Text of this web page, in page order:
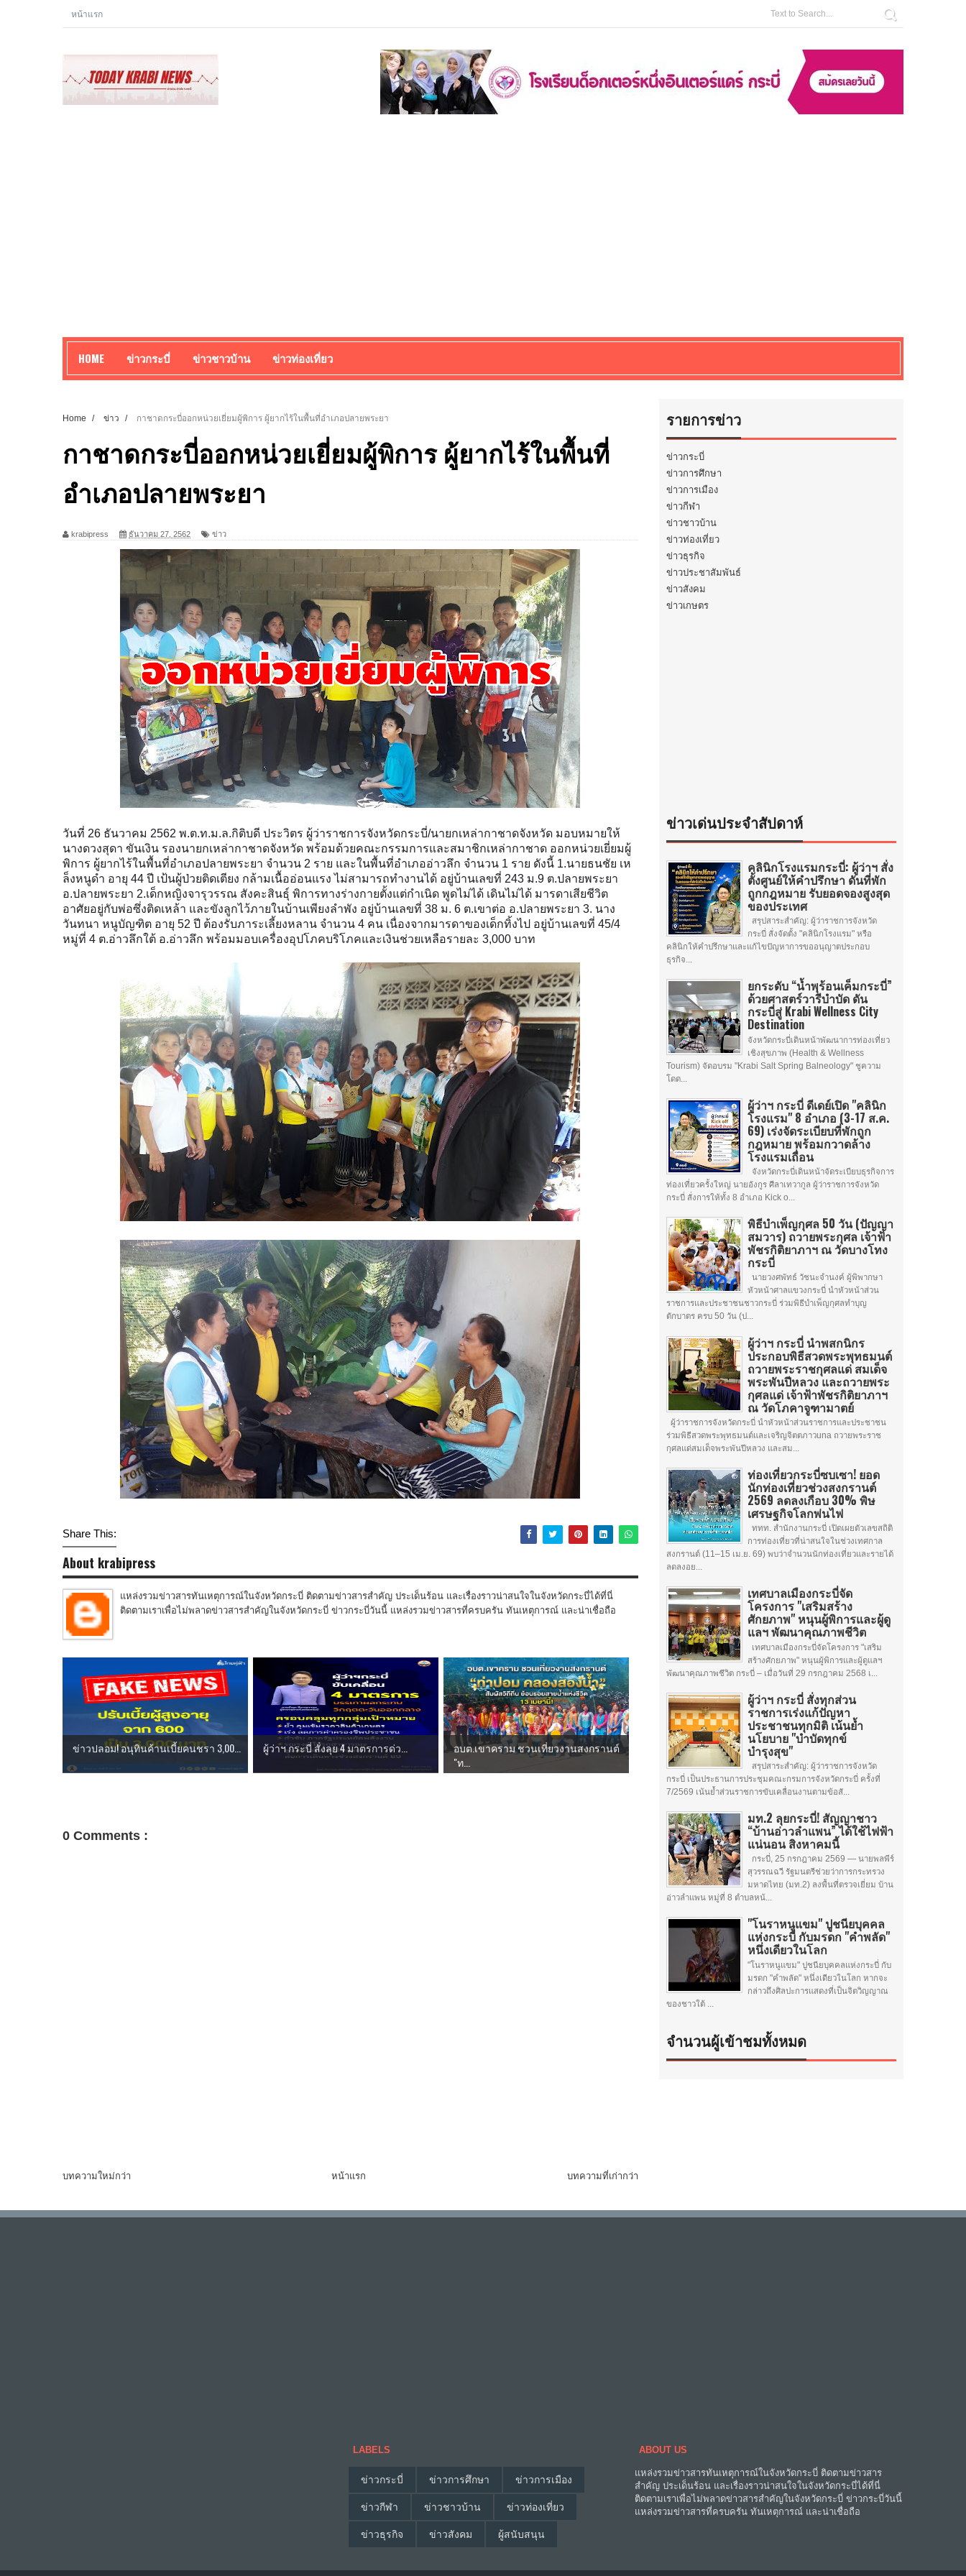
หน้าแรก
HOME ข่าวกระบี่ ข่าวชาวบ้าน ข่าวท่องเที่ยว
Home / ข่าว / กาชาดกระบี่ออกหน่วยเยี่ยมผู้พิการ ผู้ยากไร้ในพื้นที่อำเภอปลายพระยา
กาชาดกระบี่ออกหน่วยเยี่ยมผู้พิการ ผู้ยากไร้ในพื้นที่
อำเภอปลายพระยา
krabipress ธันวาคม 27, 2562 ข่าว
วันที่ 26 ธันวาคม 2562 พ.ต.ท.ม.ล.กิติบดี ประวิตร ผู้ว่าราชการจังหวัดกระบี่/นายกเหล่ากาชาดจังหวัด มอบหมายให้
นางดวงสุดา ขันเงิน รองนายกเหล่ากาชาดจังหวัด พร้อมด้วยคณะกรรมการและสมาชิกเหล่ากาชาด ออกหน่วยเยี่ยมผู้
พิการ ผู้ยากไร้ในพื้นที่อำเภอปลายพระยา จำนวน 2 ราย และในพื้นที่อำเภออ่าวลึก จำนวน 1 ราย ดังนี้ 1.นายธนชัย เห
ล็งหนูดำ อายุ 44 ปี เป้นผู้ป่วยติดเตียง กล้ามเนื้ออ่อนแรง ไม่สามารถทำงานได้ อยู่บ้านเลขที ่ 243 ม.9 ต.ปลายพระยา
อ.ปลายพระยา 2.เด็กหญิงจารุวรรณ สังคะสินธ์ุ พิการทางร่างกายตั้งแต่กำเนิด พูดไม่ได้ เดินไม่ได้ มารดาเสียชีวิต
อาศัยอยู่กับพ่อซึ่งติดเหล้า และขังลูกไว้ภายในบ้านเพียงลำพัง อยู่บ้านเลขที่ 38 ม. 6 ต.เขาต่อ อ.ปลายพระยา 3. นาง
วันทนา หนูบัญฑิต อายุ 52 ปี ต้องรับภาระเลี้ยงหลาน จำนวน 4 คน เนื่องจากมารดาของเด็กทิ้งไป อยู่บ้านเลขที่ 45/4
หมู่ที่ 4 ต.อ่าวลึกใต้ อ.อ่าวลึก พร้อมมอบเครื่องอุปโภคบริโภคและเงินช่วยเหลือรายละ 3,000 บาท
Share This:
About krabipress
แหล่งรวมข่าวสารทันเหตุการณ์ในจังหวัดกระบี่ ติดตามข่าวสารสำคัญ ประเด็นร้อน และเรื่องราวน่าสนใจในจังหวัดกระบี่ได้ที่นี่
ติดตามเราเพื่อไม่พลาดข่าวสารสำคัญในจังหวัดกระบี่ ข่าวกระบี่วันนี้ แหล่งรวมข่าวสารที่ครบครัน ทันเหตุการณ์ และน่าเชื่อถือ
ข่าวปลอม! อนุทินค้านเบี้ยคนชรา 3,00... ผู้ว่าฯ กระบี่ สั่งลุย 4 มาตรการด่ว...
อบต.เขาคราม ชวนเที่ยวงานสงกรานต์
"ท...
0 Comments :
บทความใหม่กว่า บทความที่เก่ากว่า
หน้าแรก
รายการข่าว
ข่าวกระบี่
ข่าวการศึกษา
ข่าวการเมือง
ข่าวกีฬา
ข่าวชาวบ้าน
ข่าวท่องเที่ยว
ข่าวธุรกิจ
ข่าวประชาสัมพันธ์
ข่าวสังคม
ข่าวเกษตร
ข่าวเด่นประจำสัปดาห์
คลินิกโรงแรมกระบี่: ผู้ว่าฯ สั่ง
ตั้งศูนย์ให้คำปรึกษา ดันที่พัก
ถูกกฎหมาย รับยอดจองสูงสุด
ของประเทศ
สรุปสาระสำคัญ: ผู้ว่าราชการจังหวัด
กระบี่ สั่งจัดตั้ง "คลินิกโรงแรม" หรือ
คลินิกให้คำปรึกษาและแก้ไขปัญหาการขออนุญาตประกอบ
ธุรกิจ...
ยกระดับ “น้ำพุร้อนเค็มกระบี่”
ด้วยศาสตร์วารีบำบัด ดัน
กระบี่สู่ Krabi Wellness City
Destination
จังหวัดกระบี่เดินหน้าพัฒนาการท่องเที่ยว
เชิงสุขภาพ (Health & Wellness
Tourism) จัดอบรม "Krabi Salt Spring Balneology" ชูความ
โดด...
ผู้ว่าฯ กระบี่ ดีเดย์เปิด "คลินิก
โรงแรม" 8 อำเภอ (3-17 ส.ค.
69) เร่งจัดระเบียบที่พักถูก
กฎหมาย พร้อมกวาดล้าง
โรงแรมเถื่อน
จังหวัดกระบี่เดินหน้าจัดระเบียบธุรกิจการ
ท่องเที่ยวครั้งใหญ่ นายอังกูร ศีลาเทวากูล ผู้ว่าราชการจังหวัด
กระบี่ สั่งการให้ทั้ง 8 อำเภอ Kick o...
พิธีบำเพ็ญกุศล 50 วัน (ปัญญา
สมวาร) ถวายพระกุศล เจ้าฟ้า
พัชรกิติยาภาฯ ณ วัดบางโทง
กระบี่
นายวงศพัทธ์ วัชนะจำนงค์ ผู้พิพากษา
หัวหน้าศาลแขวงกระบี่ นำหัวหน้าส่วน
ราชการและประชาชนชาวกระบี่ ร่วมพิธีบำเพ็ญกุศลทำบุญ
ตักบาตร ครบ 50 วัน (ป...
ผู้ว่าฯ กระบี่ นำพสกนิกร
ประกอบพิธีสวดพระพุทธมนต์
ถวายพระราชกุศลแด่ สมเด็จ
พระพันปีหลวง และถวายพระ
กุศลแด่ เจ้าฟ้าพัชรกิติยาภาฯ
ณ วัดโภคาจูฑามาตย์
ผู้ว่าราชการจังหวัดกระบี่ นำหัวหน้าส่วนราชการและประชาชน
ร่วมพิธีสวดพระพุทธมนต์และเจริญจิตตภาวuna ถวายพระราช
กุศลแด่สมเด็จพระพันปีหลวง และสม...
ท่องเที่ยวกระบี่ซบเซา! ยอด
นักท่องเที่ยวช่วงสงกรานต์
2569 ลดลงเกือบ 30% พิษ
เศรษฐกิจโลกพ่นไฟ
ททท. สำนักงานกระบี่ เปิดเผยตัวเลขสถิติ
การท่องเที่ยวที่น่าสนใจในช่วงเทศกาล
สงกรานต์ (11–15 เม.ย. 69) พบว่าจำนวนนักท่องเที่ยวและรายได้
ลดลงอย...
เทศบาลเมืองกระบี่จัด
โครงการ "เสริมสร้าง
ศักยภาพ" หนุนผู้พิการและผู้ดู
แลฯ พัฒนาคุณภาพชีวิต
เทศบาลเมืองกระบี่จัดโครงการ "เสริม
สร้างศักยภาพ" หนุนผู้พิการและผู้ดูแลฯ
พัฒนาคุณภาพชีวิต กระบี่ – เมื่อวันที่ 29 กรกฎาคม 2568 เ...
ผู้ว่าฯ กระบี่ สั่งทุกส่วน
ราชการเร่งแก้ปัญหา
ประชาชนทุกมิติ เน้นย้ำ
นโยบาย "บำบัดทุกข์
บำรุงสุข"
สรุปสาระสำคัญ: ผู้ว่าราชการจังหวัด
กระบี่ เป็นประธานการประชุมคณะกรมการจังหวัดกระบี่ ครั้งที่
7/2569 เน้นย้ำส่วนราชการขับเคลื่อนงานตามข้อสั...
มท.2 ลุยกระบี่! สัญญาชาว
“บ้านอ่าวลำแพน” ได้ใช้ไฟฟ้า
แน่นอน สิงหาคมนี้
กระบี่, 25 กรกฎาคม 2569 — นายพลพีร์
สุวรรณฉวี รัฐมนตรีช่วยว่าการกระทรวง
มหาดไทย (มท.2) ลงพื้นที่ตรวจเยี่ยม บ้าน
อ่าวลำแพน หมู่ที่ 8 ตำบลหน้...
"โนราหนูแขม" ปูชนียบุคคล
แห่งกระบี่ กับมรดก "คำพลัด"
หนึ่งเดียวในโลก
"โนราหนูแขม" ปูชนียบุคคลแห่งกระบี่ กับ
มรดก "คำพลัด" หนึ่งเดียวในโลก หากจะ
กล่าวถึงศิลปะการแสดงที่เป็นจิตวิญญาณ
ของชาวใต้ ...
จำนวนผู้เข้าชมทั้งหมด
LABELS
ข่าวกระบี่ ข่าวการศึกษา ข่าวการเมือง
ข่าวกีฬา ข่าวชาวบ้าน ข่าวท่องเที่ยว
ข่าวธุรกิจ ข่าวสังคม ผู้สนับสนุน
ABOUT US
แหล่งรวมข่าวสารทันเหตุการณ์ในจังหวัดกระบี่ ติดตามข่าวสาร
สำคัญ ประเด็นร้อน และเรื่องราวน่าสนใจในจังหวัดกระบี่ได้ที่นี่
ติดตามเราเพื่อไม่พลาดข่าวสารสำคัญในจังหวัดกระบี่ ข่าวกระบี่วันนี้
แหล่งรวมข่าวสารที่ครบครัน ทันเหตุการณ์ และน่าเชื่อถือ